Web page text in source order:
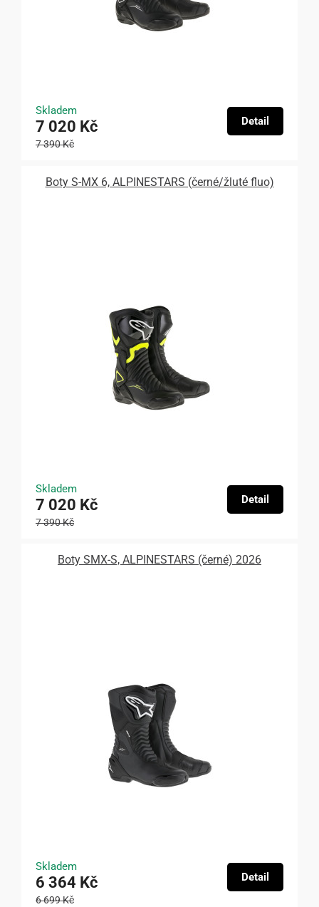
Skladem
7 020 Kč
7 390 Kč
Detail
Boty S-MX 6, ALPINESTARS (černé/žluté fluo)
Skladem
7 020 Kč
7 390 Kč
Detail
Boty SMX-S, ALPINESTARS (černé) 2026
Skladem
6 364 Kč
6 699 Kč
Detail